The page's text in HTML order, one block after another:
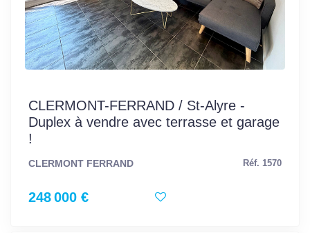
CLERMONT-FERRAND / St-Alyre -
Duplex à vendre avec terrasse et garage
!
CLERMONT FERRAND Réf. 1570
248 000 €